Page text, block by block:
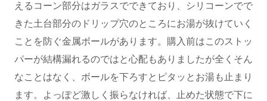
えるコーン部分はガラスでできており、シリコーンでで
きた土台部分のドリップ穴のところにお湯が抜けていく
ことを防ぐ金属ボールがあります。購入前はこのストッ
パーが結構漏れるのではと心配もありましたが全くそん
なことはなく、ボールを下ろすとピタッとお湯も止まり
ます。よっぽど激しく振らなければ、止めた状態で下に